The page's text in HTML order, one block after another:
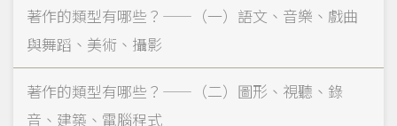
著作的類型有哪些？——（一）語文、音樂、戲曲
與舞蹈、美術、攝影
著作的類型有哪些？——（二）圖形、視聽、錄
音、建築、電腦程式